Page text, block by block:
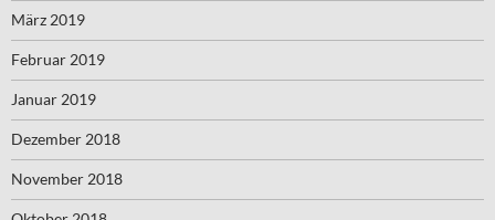
März 2019
Februar 2019
Januar 2019
Dezember 2018
November 2018